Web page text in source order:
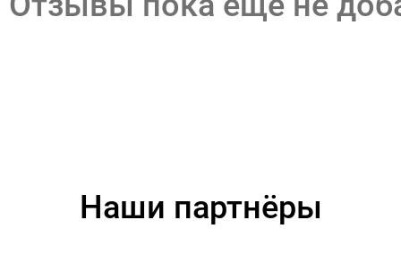
Наши партнёры